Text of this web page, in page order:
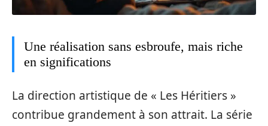
Une réalisation sans esbroufe, mais riche
en significations
La direction artistique de « Les Héritiers »
contribue grandement à son attrait. La série